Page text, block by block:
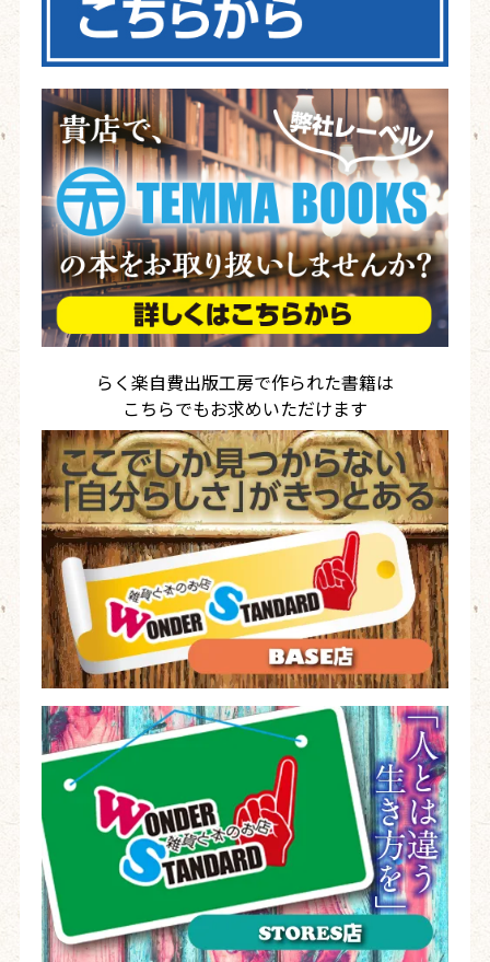
らく楽自費出版工房で作られた書籍は
こちらでもお求めいただけます